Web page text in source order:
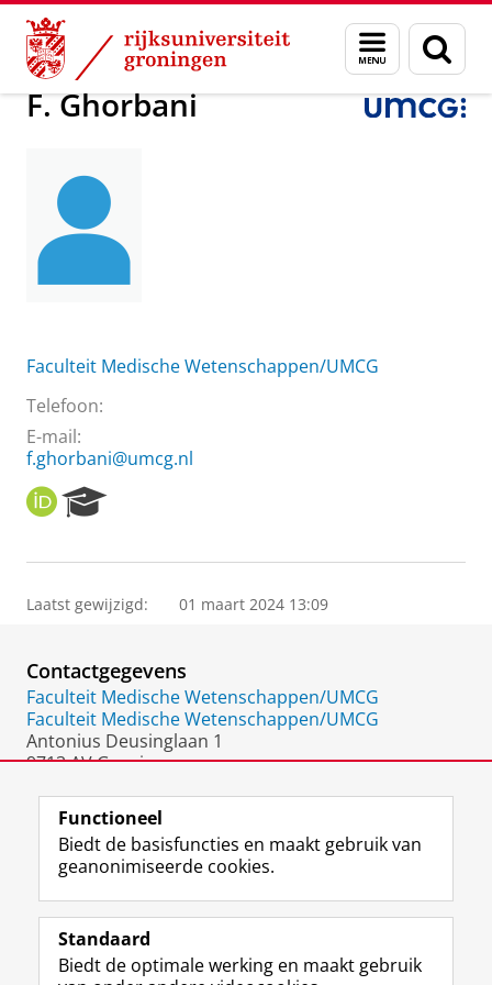
Skip
Content
Skip
Navigation
Menu
en
zoeken
Over ons F. Ghorbani
F. Ghorbani
Faculteit Medische Wetenschappen/UMCG
Telefoon:
E-mail:
f.ghorbani@umcg.nl
O
R
I
e
r
P
o
r
t
a
Laatst gewijzigd: 01 maart 2024 13:09
Contactgegevens
Faculteit Medische Wetenschappen/UMCG
Faculteit Medische Wetenschappen/UMCG
Antonius Deusinglaan 1
9713 AV Groningen
Volg de RUG
F
a
e
L
i
k
R
S
-
I
n
t
Y
o
T
Studiekiezers
Functioneel
Biedt de basisfuncties en maakt gebruik van
geanonimiseerde cookies.
Standaard
Biedt de optimale werking en maakt gebruik